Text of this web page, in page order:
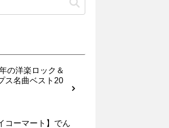
の洋楽ロック＆
ス名曲ベスト20
コーマート】でん